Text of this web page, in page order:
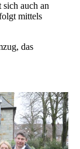
auch an
mittels
das